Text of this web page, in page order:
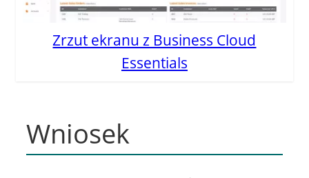
Zrzut ekranu z Business Cloud
Essentials
Wniosek